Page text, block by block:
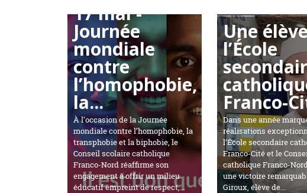
17 mai -
Journée
mondiale
contre
l’homophobie,
la...
À l’occasion de la Journée
mondiale contre l’homophobie, la
transphobie et la biphobie, le
Conseil scolaire catholique
Franco-Nord réaffirme son
engagement à offrir un milieu
éducatif empreint de respect,...
Une
l’École
Franco-
Dans une année
réalisations
l’École secondaire
Franco-Cité et le
catholique Franco-
une victoire
Giroux, élève de...